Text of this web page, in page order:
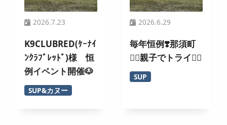
2026.7.23
K9CLUBRED(ｹｰﾅｲ
ﾝｸﾗﾌﾞﾚｯﾄﾞ)様 恒
例イベント開催🐶
SUP&カヌー
2026.6.29
毎年恒例❣️那須町
🏄‍♀️親子でトライ🚣‍♂️
SUP